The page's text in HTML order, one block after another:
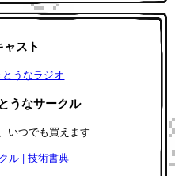
スト
うなラジオ
うなサークル
いつでも買えます
ル | 技術書典